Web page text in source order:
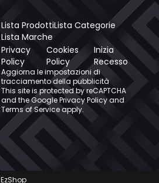
Lista ProdottiLista Categorie
Lista Marche
Privacy
Policy
Cookies
Policy
Inizia
Recesso
Aggiorna le impostazioni di
tracciamento della pubblicità
This site is protected by reCAPTCHA
and the GooglePrivacy Policyand
Terms of Serviceapply.
EzShop